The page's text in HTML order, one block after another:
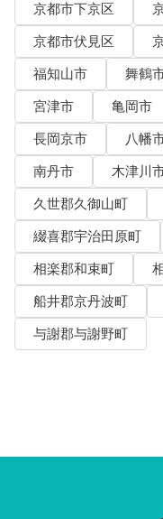
京都市下京区
京都市伏見区
福知山市
舞鶴
宮津市
亀岡市
長岡京市
八幡
南丹市
木津川
久世郡久御山町
綴喜郡宇治田原町
相楽郡和束町
船井郡京丹波町
与謝郡与謝野町